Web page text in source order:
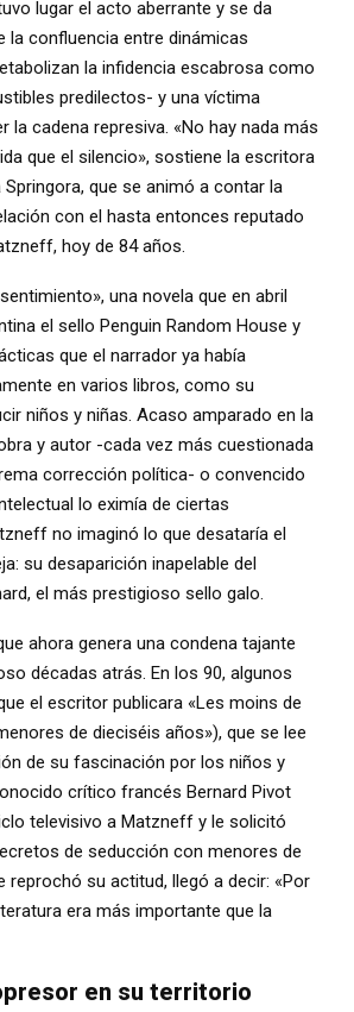
lugar el acto aberrante y se da
la confluencia entre dinámicas
la infidencia escabrosa como
predilectos- y una víctima
la cadena represiva. «No hay nada más
que el silencio», sostiene la escritora
que se animó a contar la
con el hasta entonces reputado
hoy de 84 años.
una novela que en abril
el sello Penguin Random House y
que el narrador ya había
en varios libros, como su
niños y niñas. Acaso amparado en la
y autor -cada vez más cuestionada
corrección política- o convencido
lo eximía de ciertas
no imaginó lo que desataría el
su desaparición inapelable del
el más prestigioso sello galo.
ahora genera una condena tajante
décadas atrás. En los 90, algunos
el escritor publicara «Les moins de
de dieciséis años»), que se lee
de su fascinación por los niños y
crítico francés Bernard Pivot
televisivo a Matzneff y le solicitó
de seducción con menores de
reprochó su actitud, llegó a decir: «Por
era más importante que la
en su territorio